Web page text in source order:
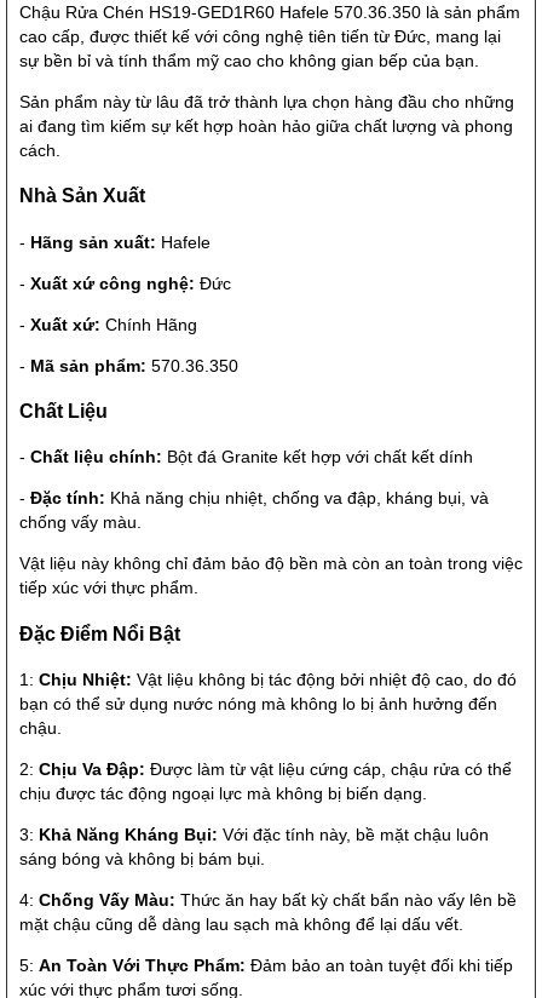
Chậu Rửa Chén HS19-GED1R60 Hafele 570.36.350 là sản phẩm
cao cấp, được thiết kế với công nghệ tiên tiến từ Đức, mang lại
sự bền bỉ và tính thẩm mỹ cao cho không gian bếp của bạn.
Sản phẩm này từ lâu đã trở thành lựa chọn hàng đầu cho những
ai đang tìm kiếm sự kết hợp hoàn hảo giữa chất lượng và phong
cách.
Nhà Sản Xuất
- Hãng sản xuất: Hafele
- Xuất xứ công nghệ: Đức
- Xuất xứ: Chính Hãng
- Mã sản phẩm: 570.36.350
Chất Liệu
- Chất liệu chính: Bột đá Granite kết hợp với chất kết dính
- Đặc tính: Khả năng chịu nhiệt, chống va đập, kháng bụi, và
chống vấy màu.
Vật liệu này không chỉ đảm bảo độ bền mà còn an toàn trong việc
tiếp xúc với thực phẩm.
Đặc Điểm Nổi Bật
1: Chịu Nhiệt: Vật liệu không bị tác động bởi nhiệt độ cao, do đó
bạn có thể sử dụng nước nóng mà không lo bị ảnh hưởng đến
chậu.
2: Chịu Va Đập: Được làm từ vật liệu cứng cáp, chậu rửa có thể
chịu được tác động ngoại lực mà không bị biến dạng.
3: Khả Năng Kháng Bụi: Với đặc tính này, bề mặt chậu luôn
sáng bóng và không bị bám bụi.
4: Chống Vấy Màu: Thức ăn hay bất kỳ chất bẩn nào vấy lên bề
mặt chậu cũng dễ dàng lau sạch mà không để lại dấu vết.
5: An Toàn Với Thực Phẩm: Đảm bảo an toàn tuyệt đối khi tiếp
xúc với thực phẩm tươi sống.